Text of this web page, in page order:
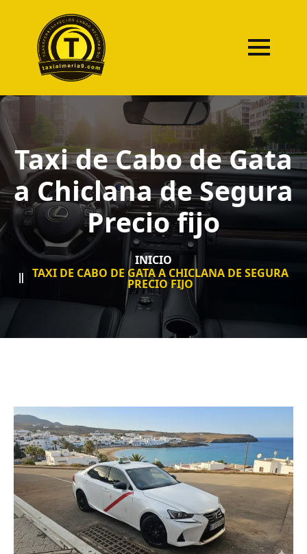
Taxi de Cabo de Gata
a Chiclana de Segura
Precio fijo
INICIO
TAXI DE CABO DE GATA A CHICLANA DE SEGURA
PRECIO FIJO